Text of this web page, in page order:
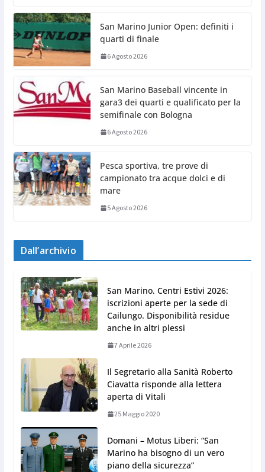
San Marino Junior Open: definiti i
quarti di finale
6 Agosto 2026
San Marino Baseball vincente in
gara3 dei quarti e qualificato per la
semifinale con Bologna
6 Agosto 2026
Pesca sportiva, tre prove di
campionato tra acque dolci e di
mare
5 Agosto 2026
Dall’archivio
San Marino. Centri Estivi 2026:
iscrizioni aperte per la sede di
Cailungo. Disponibilità residue
anche in altri plessi
7 Aprile 2026
Il Segretario alla Sanità Roberto
Ciavatta risponde alla lettera
aperta di Vitali
25 Maggio 2020
Domani – Motus Liberi: “San
Marino ha bisogno di un vero
piano della sicurezza”